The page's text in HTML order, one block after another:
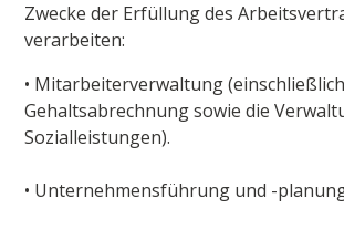
Zwecke der Erfüllung des
verarbeiten:
• Mitarbeiterverwaltung
Gehaltsabrechnung sowie die
Sozialleistungen).
• Unternehmensführung und -